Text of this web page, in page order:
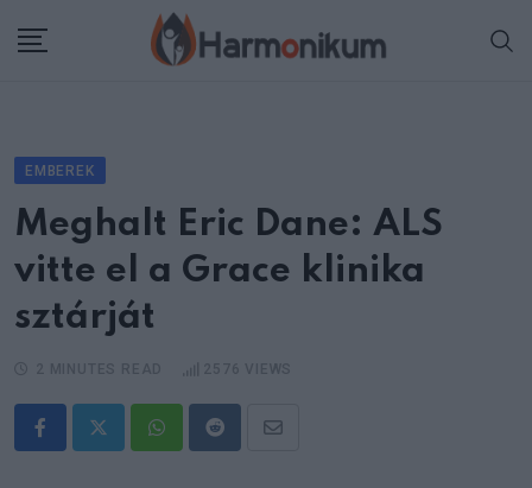
EMBEREK
Meghalt Eric Dane: ALS
vitte el a Grace klinika
sztárját
WhatsappRedditShare